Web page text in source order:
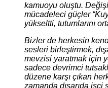
kamuoyu oluştu.
mücadeleci güçler
yükseltti, tutumlarını
Bizler de herkesin
sesleri birleştirmek,
mevzisi yaratmak için
sadece devrimci
düzene karşı çıkan
zamanda dışarıda işçi